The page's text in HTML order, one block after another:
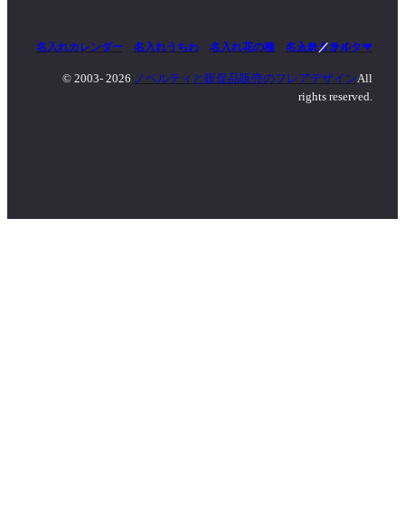
名入れカレンダー 名入れうちわ 名入れ花の種 名入れタオル
マッチ／ライター
© 2003- 2026 ノベルティと販促品販売のフレアデザインAll
rights reserved.